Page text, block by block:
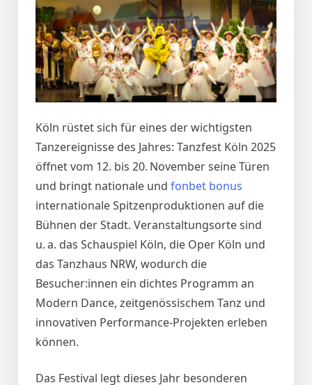
Köln rüstet sich für eines der wichtigsten
Tanzereignisse des Jahres: Tanzfest Köln 2025
öffnet vom 12. bis 20. November seine Türen
und bringt nationale und fonbet bonus
internationale Spitzenproduktionen auf die
Bühnen der Stadt. Veranstaltungsorte sind
u. a. das Schauspiel Köln, die Oper Köln und
das Tanzhaus NRW, wodurch die
Besucher:innen ein dichtes Programm an
Modern Dance, zeitgenössischem Tanz und
innovativen Performance‑Projekten erleben
können.
Das Festival legt dieses Jahr besonderen